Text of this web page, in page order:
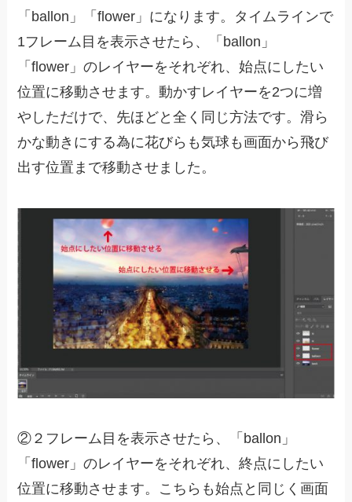
「ballon」「flower」になります。タイムラインで
1フレーム目を表示させたら、「ballon」
「flower」のレイヤーをそれぞれ、始点にしたい
位置に移動させます。動かすレイヤーを2つに増
やしただけで、先ほどと全く同じ方法です。滑ら
かな動きにする為に花びらも気球も画面から飛び
出す位置まで移動させました。
②２フレーム目を表示させたら、「ballon」
「flower」のレイヤーをそれぞれ、終点にしたい
位置に移動させます。こちらも始点と同じく画面